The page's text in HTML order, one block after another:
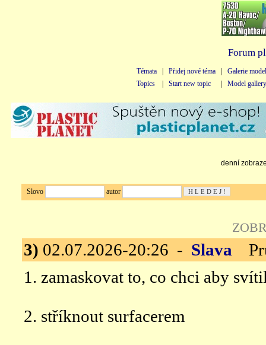
Forum
Témata Přidej nové téma
Galerie
Topics
Start new topic Model gallery
denní
Slovo autor
3) 02.07.2026-20:26 - Slava
1. zamaskovat to, co chci aby
2. stříknout surfacerem